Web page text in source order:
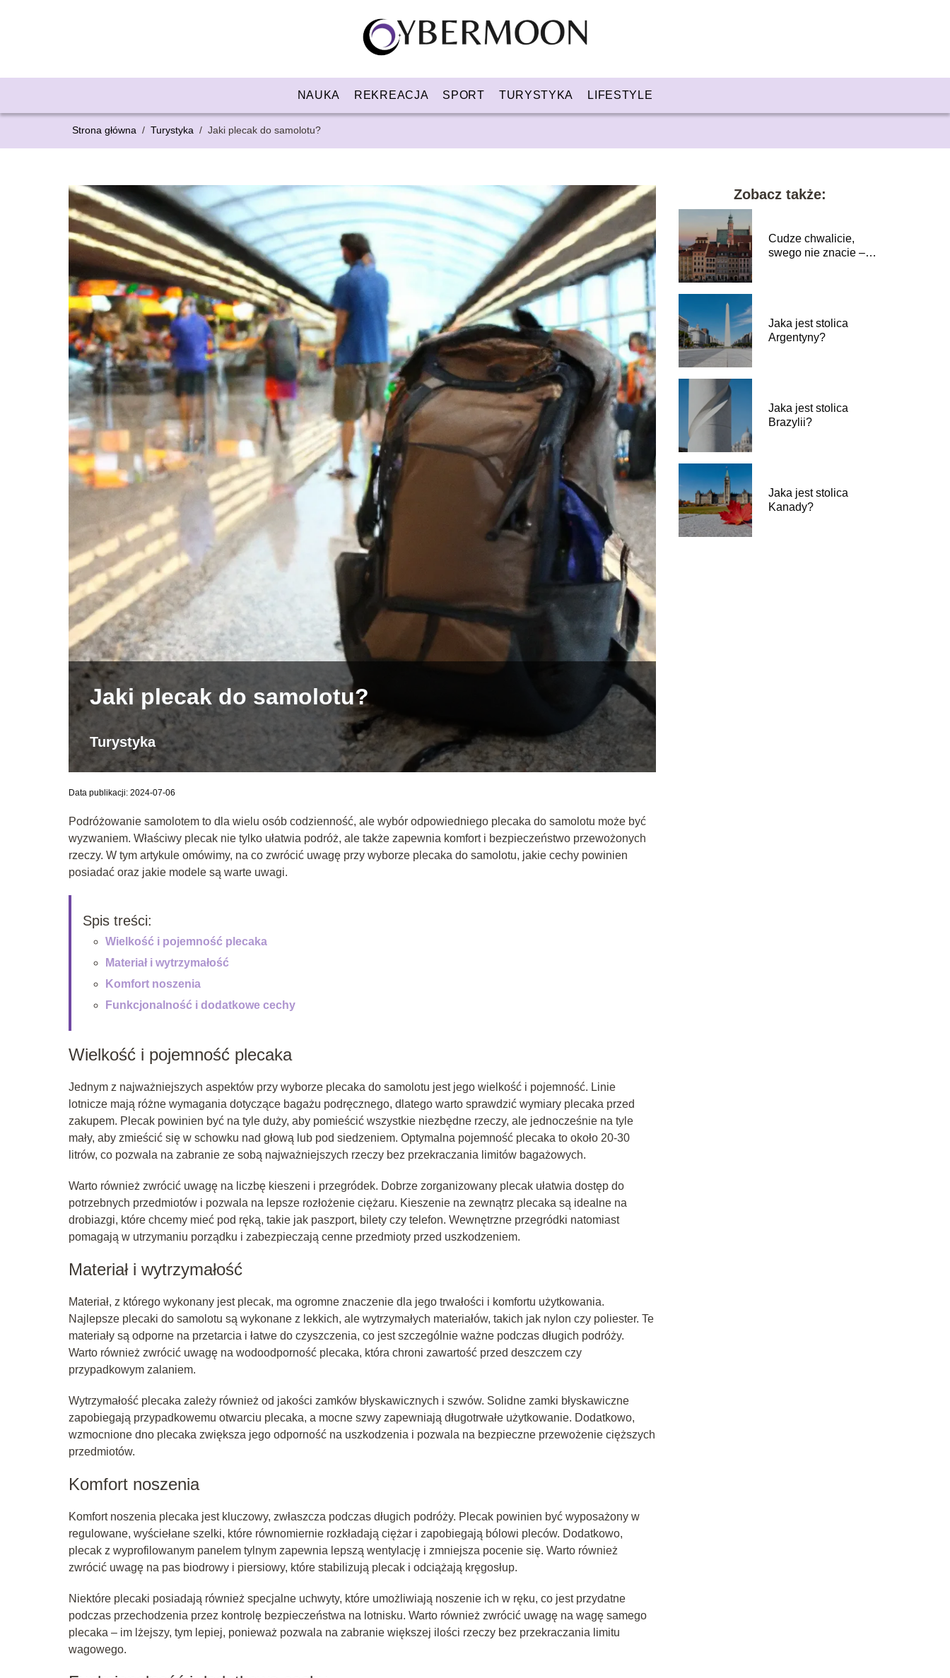
NAUKA REKREACJA SPORT TURYSTYKA LIFESTYLE
Strona główna / Turystyka / Jaki plecak do samolotu?
Jaki plecak do samolotu?
Turystyka
Data publikacji: 2024-07-06
Podróżowanie samolotem to dla wielu osób codzienność, ale wybór odpowiedniego plecaka do samolotu może być
wyzwaniem. Właściwy plecak nie tylko ułatwia podróż, ale także zapewnia komfort i bezpieczeństwo przewożonych
rzeczy. W tym artykule omówimy, na co zwrócić uwagę przy wyborze plecaka do samolotu, jakie cechy powinien
posiadać oraz jakie modele są warte uwagi.
Spis treści:
Wielkość i pojemność plecaka
Materiał i wytrzymałość
Komfort noszenia
Funkcjonalność i dodatkowe cechy
Wielkość i pojemność plecaka
Jednym z najważniejszych aspektów przy wyborze plecaka do samolotu jest jego wielkość i pojemność. Linie
lotnicze mają różne wymagania dotyczące bagażu podręcznego, dlatego warto sprawdzić wymiary plecaka przed
zakupem. Plecak powinien być na tyle duży, aby pomieścić wszystkie niezbędne rzeczy, ale jednocześnie na tyle
mały, aby zmieścić się w schowku nad głową lub pod siedzeniem. Optymalna pojemność plecaka to około 20-30
litrów, co pozwala na zabranie ze sobą najważniejszych rzeczy bez przekraczania limitów bagażowych.
Warto również zwrócić uwagę na liczbę kieszeni i przegródek. Dobrze zorganizowany plecak ułatwia dostęp do
potrzebnych przedmiotów i pozwala na lepsze rozłożenie ciężaru. Kieszenie na zewnątrz plecaka są idealne na
drobiazgi, które chcemy mieć pod ręką, takie jak paszport, bilety czy telefon. Wewnętrzne przegródki natomiast
pomagają w utrzymaniu porządku i zabezpieczają cenne przedmioty przed uszkodzeniem.
Materiał i wytrzymałość
Materiał, z którego wykonany jest plecak, ma ogromne znaczenie dla jego trwałości i komfortu użytkowania.
Najlepsze plecaki do samolotu są wykonane z lekkich, ale wytrzymałych materiałów, takich jak nylon czy poliester. Te
materiały są odporne na przetarcia i łatwe do czyszczenia, co jest szczególnie ważne podczas długich podróży.
Warto również zwrócić uwagę na wodoodporność plecaka, która chroni zawartość przed deszczem czy
przypadkowym zalaniem.
Wytrzymałość plecaka zależy również od jakości zamków błyskawicznych i szwów. Solidne zamki błyskawiczne
zapobiegają przypadkowemu otwarciu plecaka, a mocne szwy zapewniają długotrwałe użytkowanie. Dodatkowo,
wzmocnione dno plecaka zwiększa jego odporność na uszkodzenia i pozwala na bezpieczne przewożenie cięższych
przedmiotów.
Komfort noszenia
Komfort noszenia plecaka jest kluczowy, zwłaszcza podczas długich podróży. Plecak powinien być wyposażony w
regulowane, wyściełane szelki, które równomiernie rozkładają ciężar i zapobiegają bólowi pleców. Dodatkowo,
plecak z wyprofilowanym panelem tylnym zapewnia lepszą wentylację i zmniejsza pocenie się. Warto również
zwrócić uwagę na pas biodrowy i piersiowy, które stabilizują plecak i odciążają kręgosłup.
Niektóre plecaki posiadają również specjalne uchwyty, które umożliwiają noszenie ich w ręku, co jest przydatne
podczas przechodzenia przez kontrolę bezpieczeństwa na lotnisku. Warto również zwrócić uwagę na wagę samego
plecaka – im lżejszy, tym lepiej, ponieważ pozwala na zabranie większej ilości rzeczy bez przekraczania limitu
wagowego.
Zobacz także:
Cudze chwalicie,
swego nie znacie –
Jaka jest stolica
Argentyny?
Jaka jest stolica
Brazylii?
Jaka jest stolica
Kanady?